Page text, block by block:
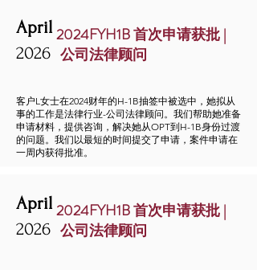
April
2026
2024FYH1B 首次申请获批 |
公司法律顾问
客户L女士在2024财年的H-1B抽签中被选中，她拟从
事的工作是法律行业-公司法律顾问。我们帮助她准备
申请材料，提供咨询，解决她从OPT到H-1B身份过渡
的问题。我们以最短的时间提交了申请，案件申请在
一周内获得批准。
April
2026
2024FYH1B 首次申请获批 |
公司法律顾问